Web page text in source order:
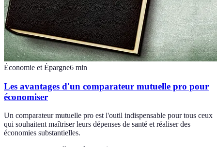
Économie et Épargne6 min
Les avantages d'un comparateur mutuelle pro pour
économiser
Un comparateur mutuelle pro est l'outil indispensable pour tous ceux
qui souhaitent maîtriser leurs dépenses de santé et réaliser des
économies substantielles.